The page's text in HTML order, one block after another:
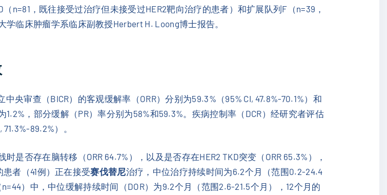
n=81，既往接受过治疗但未接受过HER2靶向治疗的患者）和扩展队列F（n=39，
临床肿瘤学系临床副教授Herbert H. Loong博士报告。
央审查（BICR）的客观缓解率（ORR）分别为59.3%（95% CI, 47.8%-70.1%）和
1.2%，部分缓解（PR）率分别为58%和59.3%。疾病控制率（DCR）经研究者评估
89.2%）。
否存在脑转移（ORR 64.7%），以及是否存在HER2 TKD突变（ORR 65.3%），
者（41例）正在接受赛伐替尼治疗，中位治疗持续时间为6.2个月（范围0.2-24.4
）中，中位缓解持续时间（DOR）为9.2个月（范围2.6-21.5个月），12个月的